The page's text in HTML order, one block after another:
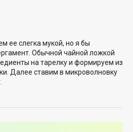
ее слегка мукой, но я бы
Обычной чайной ложкой
на тарелку и формируем из
Далее ставим в микроволновку